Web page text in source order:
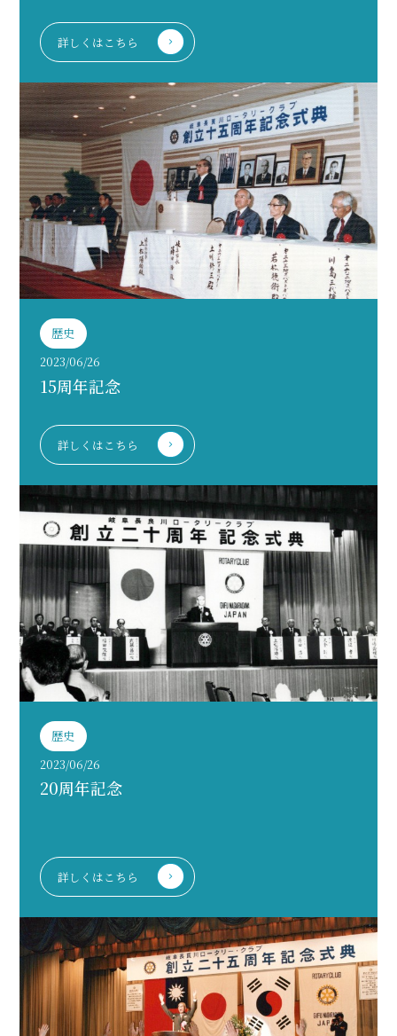
詳しくはこちら
歴史
2023/06/26
15周年記念
詳しくはこちら
歴史
2023/06/26
20周年記念
詳しくはこちら